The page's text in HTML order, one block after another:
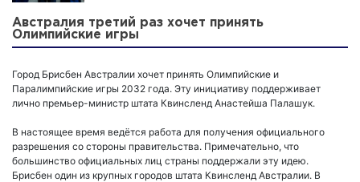
Австралия третий раз хочет принять
Олимпийские игры
Город Брисбен Австралии хочет принять Олимпийские и
Паралимпийские игры 2032 года. Эту инициативу поддерживает
лично премьер-министр штата Квинсленд Анастейша Палашук.
В настоящее время ведётся работа для получения официального
разрешения со стороны правительства. Примечательно, что
большинство официальных лиц страны поддержали эту идею.
Брисбен один из крупных городов штата Квинсленд Австралии. В